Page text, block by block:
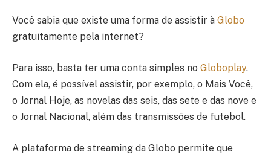
Você sabia que existe uma forma de assistir à Globo
gratuitamente pela internet?
Para isso, basta ter uma conta simples no Globoplay.
Com ela, é possível assistir, por exemplo, o Mais Você,
o Jornal Hoje, as novelas das seis, das sete e das nove e
o Jornal Nacional, além das transmissões de futebol.
A plataforma de streaming da Globo permite que